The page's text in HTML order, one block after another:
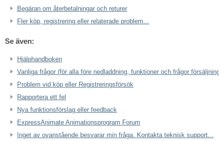
Begäran om återbetalningar och returer
Fler köp, registrering eller relaterade problem...
Se även:
Hjälphandboken
Vanliga frågor (för alla före nedladdning, funktioner och frågor
Problem vid köp eller Registreringsförsök
Rapportera ett fel
Nya funktionsförslag eller feedback
ExpressAnimate Animationsprogram Forum
Inget av ovanstående besvarar min fråga. Kontakta teknisk support...